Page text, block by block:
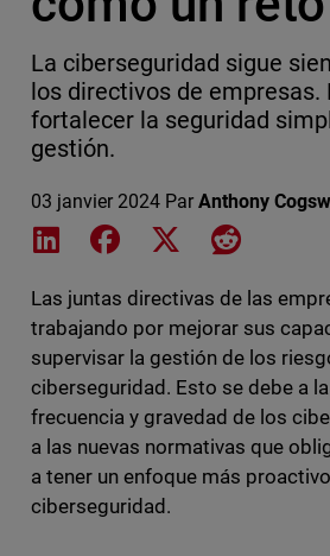
La ciberseguridad sigue
los directivos de empresas.
fortalecer la seguridad
gestión.
03 janvier 2024 Par Anthony
Share on LinkedIn
Share on Facebook
Share on XShare on
Las juntas directivas de las
trabajando por mejorar sus
supervisar la gestión de los
ciberseguridad. Esto se debe a
frecuencia y gravedad de los
a las nuevas normativas que
a tener un enfoque más
ciberseguridad.